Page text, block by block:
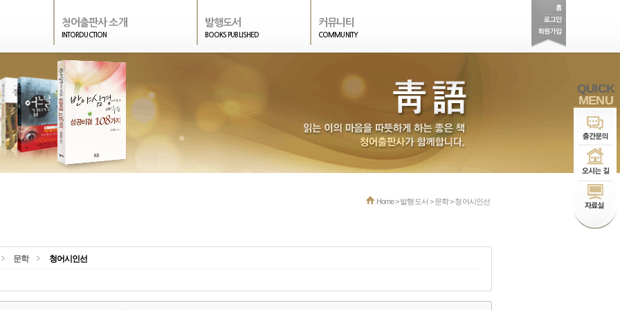
QUICK
MENU
청어출판사 소개
INTORDUCTION
발행도서
BOOKS PUBLISHED
커뮤니티
COMMUNITY
Home > 발행도서 > 문학 > 청어시인선
문학 청어시인선